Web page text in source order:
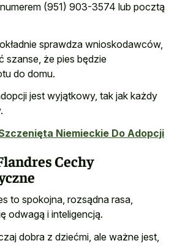
(951) 903-3574 lub pocztą
sprawdza wnioskodawców,
szanse, że pies będzie
do domu.
jest wyjątkowy, tak jak każdy
Niemieckie Do Adopcji
Cechy
to spokojna, rozsądna rasa,
odwagą i inteligencją.
dobra z dziećmi, ale ważne jest,